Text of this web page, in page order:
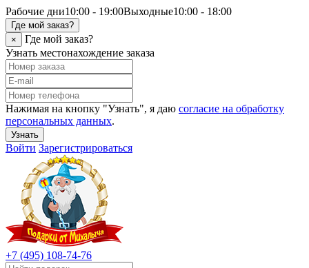
Рабочие дни10:00 - 19:00Выходные10:00 - 18:00
Где мой заказ?
×
Где мой заказ?
Узнать местонахождение заказа
Нажимая на кнопку "Узнать", я даю согласие на обработку
персональных данных.
Узнать
Войти Зарегистрироваться
+7 (495) 108-74-76